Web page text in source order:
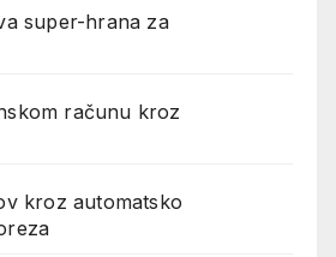
super-hrana za
računu kroz
kroz automatsko